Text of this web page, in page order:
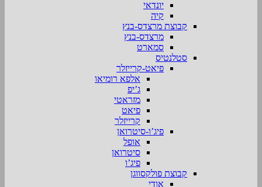
יונדאי
קיה
קבוצת מרצדס-בנץ
מרצדס-בנץ
סמארט
סטלנטיס
פיאט-קרייזלר
אלפא רומיאו
ג’יפ
מזראטי
פיאט
קרייזלר
פיג’ו-סיטרואן
אופל
סיטרואן
פיג’ו
קבוצת פולקסווגן
אודי